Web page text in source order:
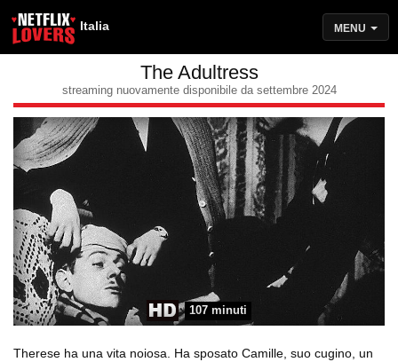
Italia MENU
The Adultress
streaming nuovamente disponibile da settembre 2024
107 minuti
Therese ha una vita noiosa. Ha sposato Camille, suo cugino, un